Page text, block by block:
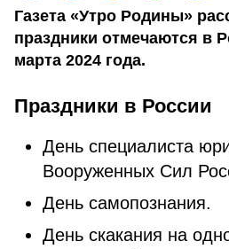
Газета «Утро Родины»
праздники отмечаются в
марта 2024 года.
Праздники в России
День специалиста
Вооруженных Сил
День самопознания.
День скакания на